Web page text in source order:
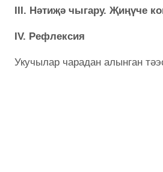
III. Нәтиҗә чыгару. Җиңүче
IV. Рефлексия
Укучылар чарадан алынган